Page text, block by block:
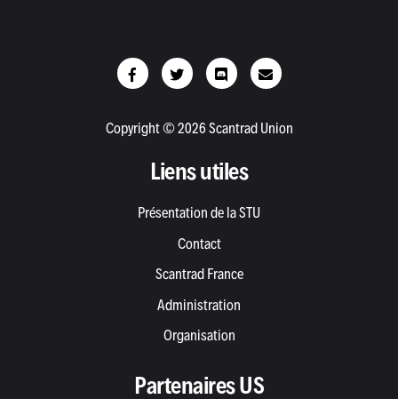
Copyright © 2026 Scantrad Union
Liens utiles
Présentation de la STU
Contact
Scantrad France
Administration
Organisation
Partenaires US